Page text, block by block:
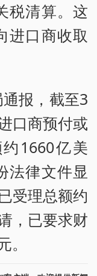
税清算。这
进口商收取
报，截至3
口商预付或
1660亿美
法律文件显
受理总额约
，已要求财